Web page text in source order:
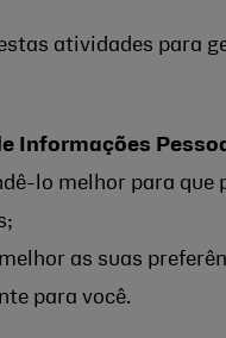
atividades para
Informações
lo melhor para que
as suas
para você.